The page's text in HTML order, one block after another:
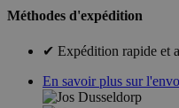
Méthodes d'expédition
✔ Expédition rapide et
En savoir plus sur